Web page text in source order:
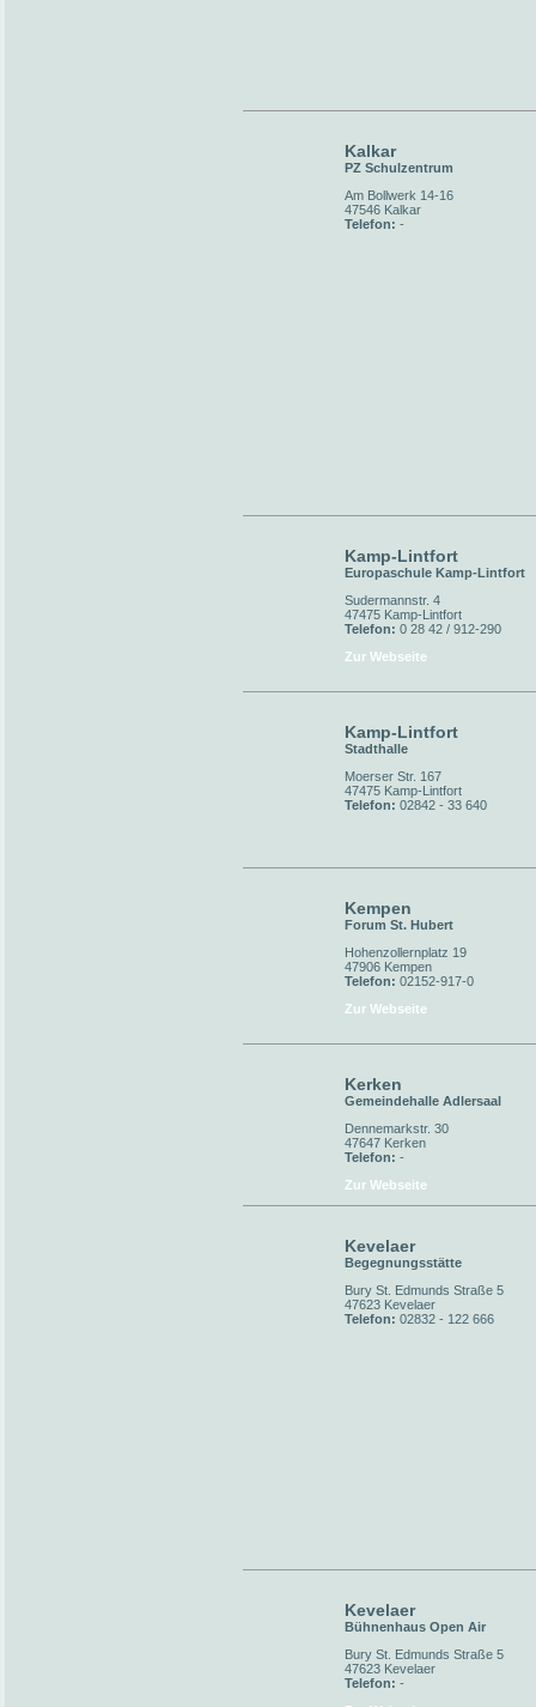
Kalkar
PZ Schulzentrum
Am Bollwerk 14-16
47546 Kalkar
Telefon: -
Kamp-Lintfort
Europaschule Kamp-Lintfort
Sudermannstr. 4
47475 Kamp-Lintfort
Telefon: 0 28 42 / 912-290
Zur Webseite
Kamp-Lintfort
Stadthalle
Moerser Str. 167
47475 Kamp-Lintfort
Telefon: 02842 - 33 640
Kempen
Forum St. Hubert
Hohenzollernplatz 19
47906 Kempen
Telefon: 02152-917-0
Zur Webseite
Kerken
Gemeindehalle Adlersaal
Dennemarkstr. 30
47647 Kerken
Telefon: -
Zur Webseite
Kevelaer
Begegnungsstätte
Bury St. Edmunds Straße 5
47623 Kevelaer
Telefon: 02832 - 122 666
Kevelaer
Bühnenhaus Open Air
Bury St. Edmunds Straße 5
47623 Kevelaer
Telefon: -